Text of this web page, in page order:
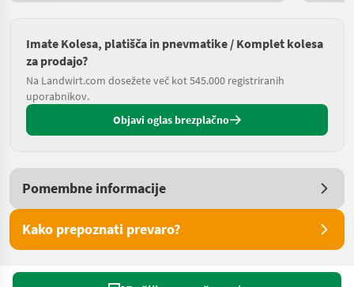
Imate Kolesa, platišča in pnevmatike / Komplet kolesa
za prodajo?
Na Landwirt.com dosežete več kot 545.000 registriranih
uporabnikov.
Objavi oglas brezplačno
Pomembne informacije
Kako prepoznati prevaro?